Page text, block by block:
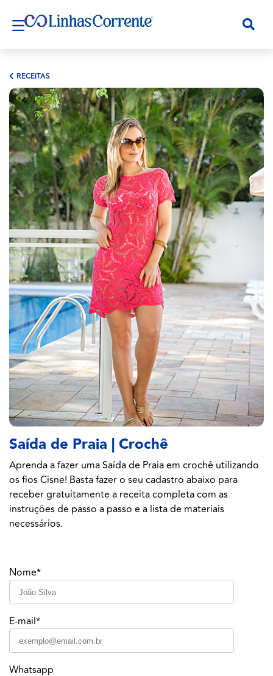
RECEITAS
Saída de Praia | Crochê
Aprenda a fazer uma Saída de Praia em crochê utilizando
os fios Cisne! Basta fazer o seu cadastro abaixo para
receber gratuitamente a receita completa com as
instruções de passo a passo e a lista de materiais
necessários.
Nome*
E-mail*
Whatsapp